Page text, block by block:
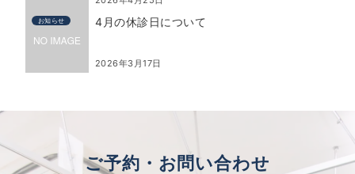
お知らせ 4月の休診日について
2026年3月17日
ご予約・お問い合わせ